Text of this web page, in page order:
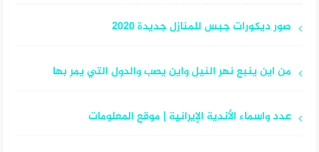
صور ديكورات جبس للمنازل جديدة 2020
من اين ينبع نهر النيل واين يصب والدول التي يمر بها
عدد واسماء الأندية الإيرانية | موقع المعلومات